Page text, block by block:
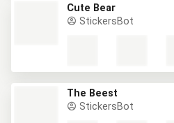
Cute Bear
StickersBot
The Beest
StickersBot